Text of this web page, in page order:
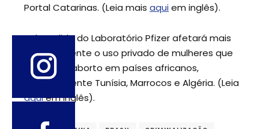
Portal Catarinas. (Leia mais aquiem inglês).
Tal medida do Laboratório Pfizer afetará mais
drasticamente o uso privado de mulheres que
buscam o aborto em países africanos,
especialmente Tunísia, Marrocos e Algéria. (Leia
aquiem inglês).